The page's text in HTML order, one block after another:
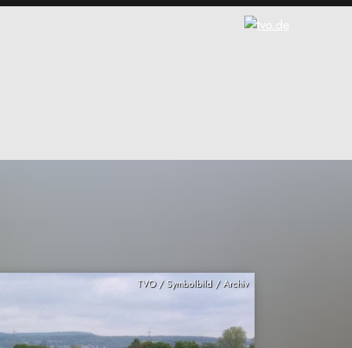
TVO / Symbolbild / Archiv